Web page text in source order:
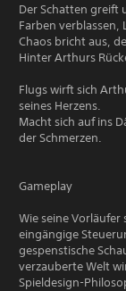
Der Schatten greift
Farben
Chaos bricht aus,
Hinter Arthurs
Flugs wirft sich
seines Herzens.
Macht sich auf ins
der Schmerzen.
Gameplay
Wie seine
eingängige
gespenstische
verzauberte Welt
Spieldesign-